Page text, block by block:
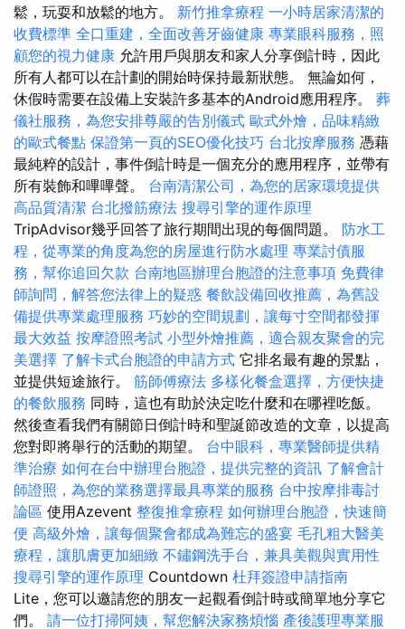
鬆，玩耍和放鬆的地方。 新竹推拿療程 一小時居家清潔的
收費標準 全口重建，全面改善牙齒健康 專業眼科服務，照
顧您的視力健康 允許用戶與朋友和家人分享倒計時，因此
所有人都可以在計劃的開始時保持最新狀態。 無論如何，
休假時需要在設備上安裝許多基本的Android應用程序。 葬
儀社服務，為您安排尊嚴的告別儀式 歐式外燴，品味精緻
的歐式餐點 保證第一頁的SEO優化技巧 台北按摩服務 憑藉
最純粹的設計，事件倒計時是一個充分的應用程序，並帶有
所有裝飾和嗶嗶聲。 台南清潔公司，為您的居家環境提供
高品質清潔 台北撥筋療法 搜尋引擎的運作原理
TripAdvisor幾乎回答了旅行期間出現的每個問題。 防水工
程，從專業的角度為您的房屋進行防水處理 專業討債服
務，幫你追回欠款 台南地區辦理台胞證的注意事項 免費律
師詢問，解答您法律上的疑惑 餐飲設備回收推薦，為舊設
備提供專業處理服務 巧妙的空間規劃，讓每寸空間都發揮
最大效益 按摩證照考試 小型外燴推薦，適合親友聚會的完
美選擇 了解卡式台胞證的申請方式 它排名最有趣的景點，
並提供短途旅行。 筋師傅療法 多樣化餐盒選擇，方便快捷
的餐飲服務 同時，這也有助於決定吃什麼和在哪裡吃飯。
然後查看我們有關節日倒計時和聖誕節改造的文章，以提高
您對即將舉行的活動的期望。 台中眼科，專業醫師提供精
準治療 如何在台中辦理台胞證，提供完整的資訊 了解會計
師證照，為您的業務選擇最具專業的服務 台中按摩排毒討
論區 使用Azevent 整復推拿療程 如何辦理台胞證，快速簡
便 高級外燴，讓每個聚會都成為難忘的盛宴 毛孔粗大醫美
療程，讓肌膚更加細緻 不鏽鋼洗手台，兼具美觀與實用性
搜尋引擎的運作原理 Countdown 杜拜簽證申請指南
Lite，您可以邀請您的朋友一起觀看倒計時或簡單地分享它
們。 請一位打掃阿姨，幫您解決家務煩惱 產後護理專業服